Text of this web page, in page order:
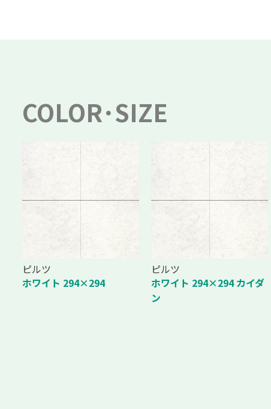
COLOR･SIZE
ピルツ
ホワイト 294×294
ピルツ
ホワイト 294×294 カイダ
ン